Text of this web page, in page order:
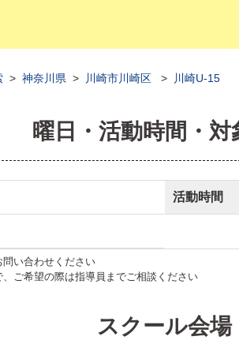
> 神奈川県 > 川崎市川崎区 > 川崎U-15
曜日・活動時間・対
活動時間
い合わせください
ご希望の際は指導員までご相談ください
スクール会場